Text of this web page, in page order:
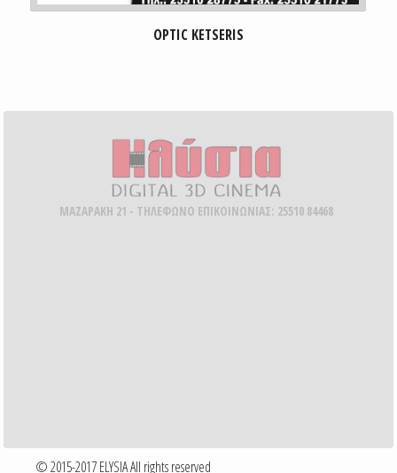
ENERGY VALUE
ΜΑΖΑΡΑΚΗ 21 - ΤΗΛΕΦΩΝΟ ΕΠΙΚΟΙΝΩΝΙΑΣ: 25510 84468
© 2015-2017 ELYSIA All rights reserved